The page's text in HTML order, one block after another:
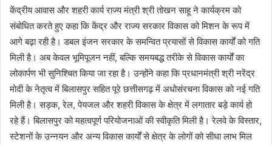
केंद्रीय आवास और शहरी कार्य राज्य मंत्री श्री तोखन साहू ने कार्यक्रम को
संबोधित करते हुए कहा कि केंद्र और राज्य सरकार विकास को मिशन के रूप में
आगे बढ़ा रही है। डबल इंजन सरकार के समन्वित प्रयासों से विकास कार्यों को गति
मिली है। अब केवल भूमिपूजन नहीं, बल्कि समयबद्ध तरीके से विकास कार्यों का
लोकार्पण भी सुनिश्चित किया जा रहा है। उन्होंने कहा कि प्रधानमंत्री श्री नरेंद्र
मोदी के नेतृत्व में बिलासपुर सहित पूरे छत्तीसगढ़ में अधोसंरचना विकास को नई गति
मिली है। सड़क, रेल, पेयजल और शहरी विकास के क्षेत्र में लगातार बड़े कार्य हो
रहे हैं। बिलासपुर को महत्वपूर्ण परियोजनाओं की स्वीकृति मिली है। रेलवे के विस्तार,
स्टेशनों के उन्नयन और अन्य विकास कार्यों से क्षेत्र के लोगों को सीधा लाभ मिल